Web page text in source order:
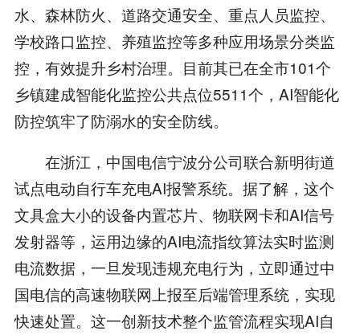
水、森林防火、道路交通安全、重点人员监控、
学校路口监控、养殖监控等多种应用场景分类监
控，有效提升乡村治理。目前其已在全市101个
乡镇建成智能化监控公共点位5511个，AI智能化
防控筑牢了防溺水的安全防线。
在浙江，中国电信宁波分公司联合新明街道
试点电动自行车充电AI报警系统。据了解，这个
文具盒大小的设备内置芯片、物联网卡和AI信号
发射器等，运用边缘的AI电流指纹算法实时监测
电流数据，一旦发现违规充电行为，立即通过中
国电信的高速物联网上报至后端管理系统，实现
快速处置。这一创新技术整个监管流程实现AI自